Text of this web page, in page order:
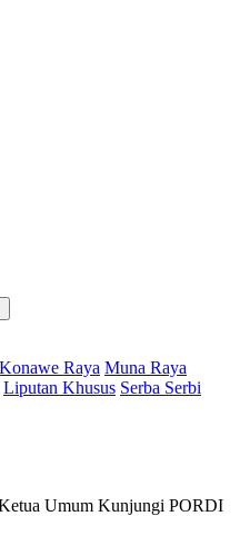
Konawe Raya Muna Raya
Liputan Khusus Serba Serbi
Umum Kunjungi PORDI